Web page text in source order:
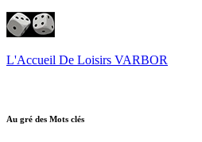
L'Accueil De Loisirs VARBOR
Au gré des Mots clés